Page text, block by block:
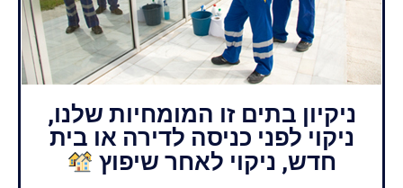
ניקיון בתים זו המומחיות שלנו,
ניקוי לפני כניסה לדירה או בית
חדש, ניקוי לאחר שיפוץ